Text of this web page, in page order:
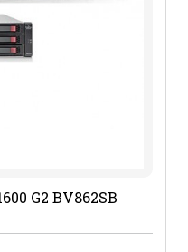
G2 BV862SB